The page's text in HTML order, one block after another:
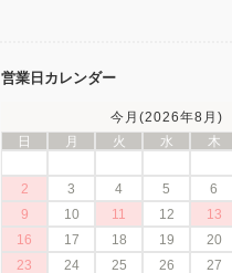
営業日カレンダー
今月(2026年8月)
日
月 火 水 木
2
3 4 5 6
9
10 11 12 13
16
17 18 19 20
23
24 25 26 27